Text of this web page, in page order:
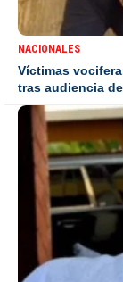
NACIONALES
Víctimas
tras audiencia